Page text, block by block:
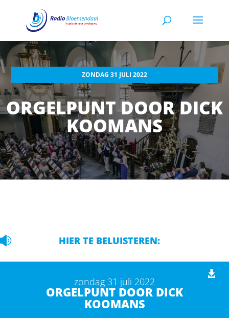
ZONDAG 31 JULI 2022
ORGELPUNT DOOR DICK
KOOMANS
 HIER TE BELUISTEREN:
zondag 31 juli 2022
ORGELPUNT DOOR DICK
KOOMANS